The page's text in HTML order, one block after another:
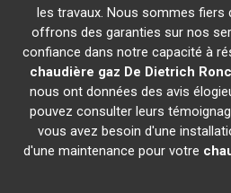
les travaux. Nous sommes fiers
offrons des garanties sur nos
confiance dans notre capacité à
chaudière gaz De Dietrich
nous ont données des avis
pouvez consulter leurs
vous avez besoin d'une
d'une maintenance pour votre